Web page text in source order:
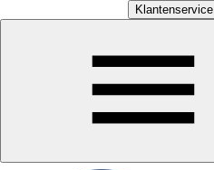
Klantenservice